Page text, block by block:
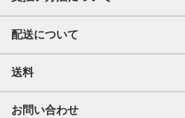
配送について
送料
お問い合わせ